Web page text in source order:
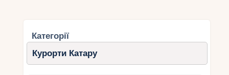
Категорії
Курорти Катару